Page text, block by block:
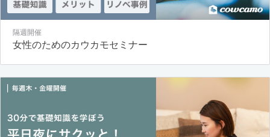
隔週開催
女性のためのカウカモセミナー